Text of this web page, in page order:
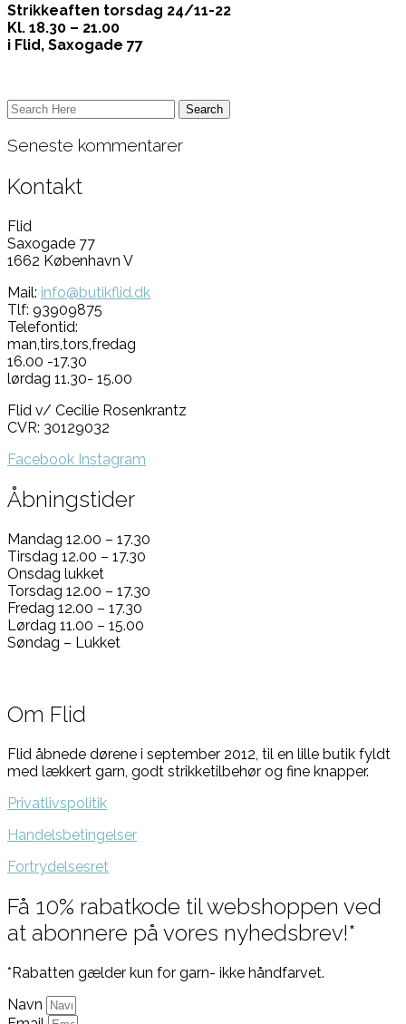
Strikkeaften torsdag 24/11-22
Kl. 18.30 – 21.00
i Flid, Saxogade 77
Seneste kommentarer
Kontakt
Flid
Saxogade 77
1662 København V
Mail: info@butikflid.dk
Tlf: 93909875
Telefontid:
man,tirs,tors,fredag
16.00 -17.30
lørdag 11.30- 15.00
Flid v/ Cecilie Rosenkrantz
CVR: 30129032
Facebook Instagram
Åbningstider
Mandag 12.00 – 17.30
Tirsdag 12.00 – 17.30
Onsdag lukket
Torsdag 12.00 – 17.30
Fredag 12.00 – 17.30
Lørdag 11.00 – 15.00
Søndag – Lukket
Om Flid
Flid åbnede dørene i september 2012, til en lille butik fyldt
med lækkert garn, godt strikketilbehør og fine knapper.
Privatlivspolitik
Handelsbetingelser
Fortrydelsesret
Få 10% rabatkode til webshoppen ved
at abonnere på vores nyhedsbrev!*
*Rabatten gælder kun for garn- ikke håndfarvet.
Navn